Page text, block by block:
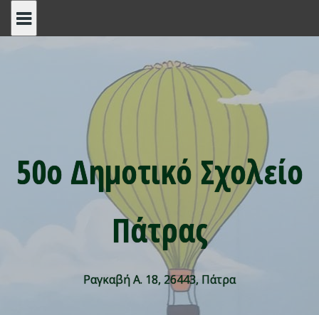
50ο Δημοτικό Σχολείο
Πάτρας
Ραγκαβή Α. 18, 26443, Πάτρα